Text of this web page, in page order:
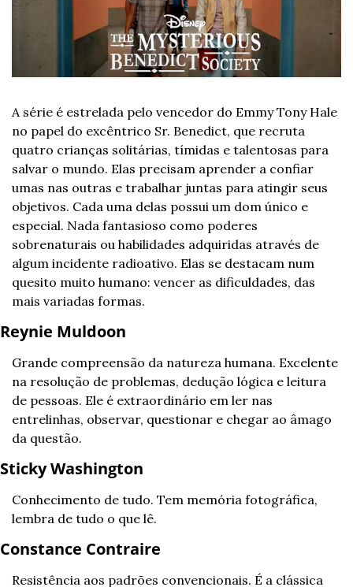
A série é estrelada pelo vencedor do Emmy Tony Hale
no papel do excêntrico Sr. Benedict, que recruta
quatro crianças solitárias, tímidas e talentosas para
salvar o mundo. Elas precisam aprender a confiar
umas nas outras e trabalhar juntas para atingir seus
objetivos. Cada uma delas possui um dom único e
especial. Nada fantasioso como poderes
sobrenaturais ou habilidades adquiridas através de
algum incidente radioativo. Elas se destacam num
quesito muito humano: vencer as dificuldades, das
mais variadas formas.
Reynie Muldoon
Grande compreensão da natureza humana. Excelente
na resolução de problemas, dedução lógica e leitura
de pessoas. Ele é extraordinário em ler nas
entrelinhas, observar, questionar e chegar ao âmago
da questão.
Sticky Washington
Conhecimento de tudo. Tem memória fotográfica,
lembra de tudo o que lê.
Constance Contraire
Resistência aos padrões convencionais. É a clássica